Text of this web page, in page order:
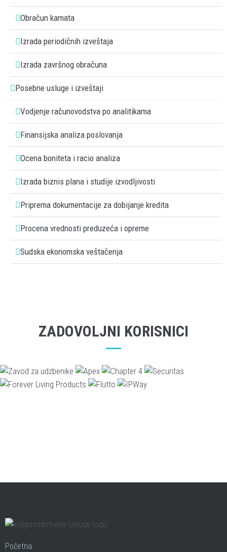
Obračun kamata
Izrada periodičnih izveštaja
Izrada završnog obračuna
Posebne usluge i izveštaji
Vodjenje računovodstva po analitikama
Finansijska analiza poslovanja
Ocena boniteta i racio analiza
Izrada biznis plana i studije izvodljivosti
Priprema dokumentacije za dobijanje kredita
Procena vrednosti preduzeća i opreme
Sudska ekonomska veštačenja
ZADOVOLJNI KORISNICI
Početna